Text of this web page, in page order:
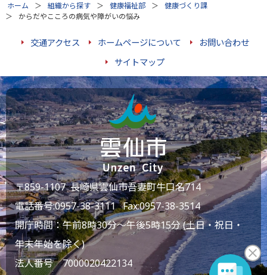
ホーム 組織から探す 健康福祉部
健康づくり課
からだやこころの病気や障がいの悩み
交通アクセス ホームページについて
お問い合わせ
サイトマップ
〒859-1107 長崎県雲仙市吾妻町牛口名714
電話番号:0957-38-3111Fax:0957-38-3514
開庁時間：午前8時30分～午後5時15分 (土日・祝日・
年末年始を除く)
法人番号 7000020422134